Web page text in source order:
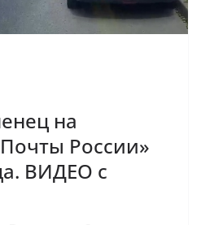
на
России»
ВИДЕО с